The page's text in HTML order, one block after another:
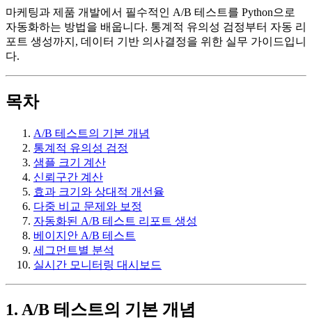
마케팅과 제품 개발에서 필수적인 A/B 테스트를 Python으로
자동화하는 방법을 배웁니다. 통계적 유의성 검정부터 자동 리
포트 생성까지, 데이터 기반 의사결정을 위한 실무 가이드입니
다.
목차
A/B 테스트의 기본 개념
통계적 유의성 검정
샘플 크기 계산
신뢰구간 계산
효과 크기와 상대적 개선율
다중 비교 문제와 보정
자동화된 A/B 테스트 리포트 생성
베이지안 A/B 테스트
세그먼트별 분석
실시간 모니터링 대시보드
1. A/B 테스트의 기본 개념